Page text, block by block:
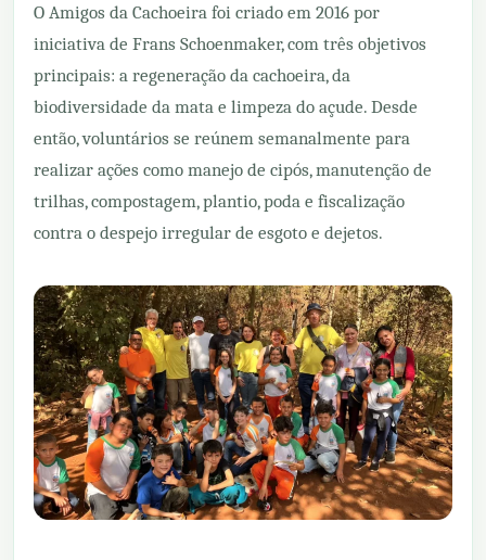
O Amigos da Cachoeira foi criado em 2016 por
iniciativa de Frans Schoenmaker, com três objetivos
principais: a regeneração da cachoeira, da
biodiversidade da mata e limpeza do açude. Desde
então, voluntários se reúnem semanalmente para
realizar ações como manejo de cipós, manutenção de
trilhas, compostagem, plantio, poda e fiscalização
contra o despejo irregular de esgoto e dejetos.